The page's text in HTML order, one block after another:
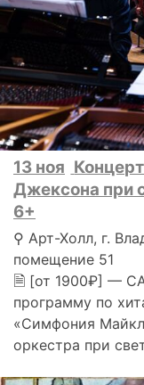
13 ноя
Джексона при
6+
⚲ Арт-Холл, г.
помещение 51
🗎 [от 1900₽] —
программу по
«Симфония
оркестра при